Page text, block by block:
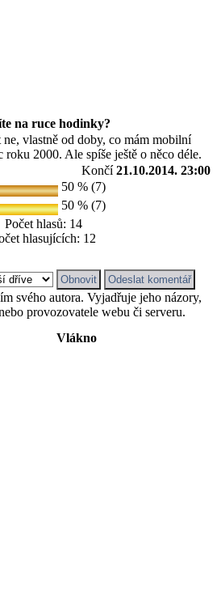
na ruce hodinky?
vlastně od doby, co mám mobilní
roku 2000. Ale spíše ještě o něco déle.
Končí21.10.2014. 23:00
50 % (7)
50 % (7)
Počet hlasů: 14
hlasujících: 12
svého autora. Vyjadřuje jeho názory,
provozovatele webu či serveru.
Vlákno